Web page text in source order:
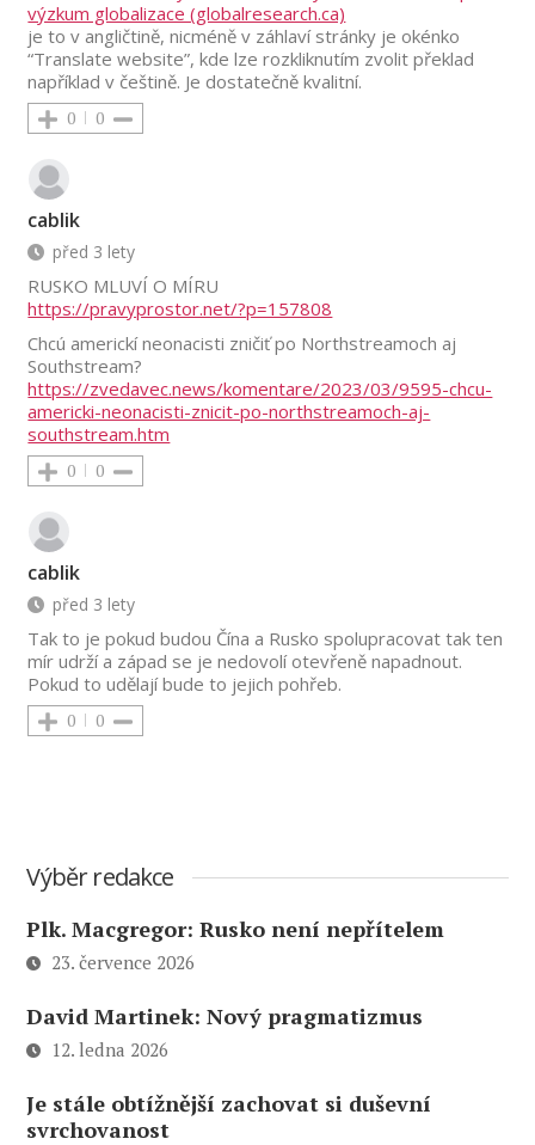
výzkum globalizace (globalresearch.ca)
je to v angličtině, nicméně v záhlaví stránky je okénko
“Translate website”, kde lze rozkliknutím zvolit překlad
například v češtině. Je dostatečně kvalitní.
0 0
cablik
před 3 lety
RUSKO MLUVÍ O MÍRU
https://pravyprostor.net/?p=157808
Chcú americkí neonacisti zničiť po Northstreamoch aj
Southstream?
https://zvedavec.news/komentare/2023/03/9595-chcu-
americki-neonacisti-znicit-po-northstreamoch-aj-
southstream.htm
0 0
cablik
před 3 lety
Tak to je pokud budou Čína a Rusko spolupracovat tak ten
mír udrží a západ se je nedovolí otevřeně napadnout.
Pokud to udělají bude to jejich pohřeb.
0 0
Výběr redakce
Plk. Macgregor: Rusko není nepřítelem
23. července 2026
David Martinek: Nový pragmatizmus
12. ledna 2026
Je stále obtížnější zachovat si duševní
svrchovanost